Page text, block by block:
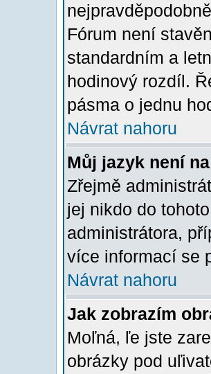
Fórum není
standardním a
hodinový rozdíl.
pásma o jednu
Návrat nahoru
Můj jazyk není
Zřejmě
jej nikdo do
administrátora,
více informací se
Návrat nahoru
Jak zobrazím
Moľná, ľe jste
obrázky pod